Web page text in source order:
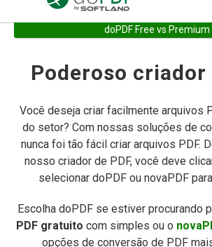
doPDF Free vs Premium
Poderoso criador
Você deseja criar facilmente arquivos
do setor? Com nossas soluções de
nunca foi tão fácil criar arquivos PDF.
nosso criador de PDF, você deve
selecionar doPDF ou novaPDF
Escolha doPDF se estiver procurando
PDF gratuito com simples ou o
opções de conversão de PDF